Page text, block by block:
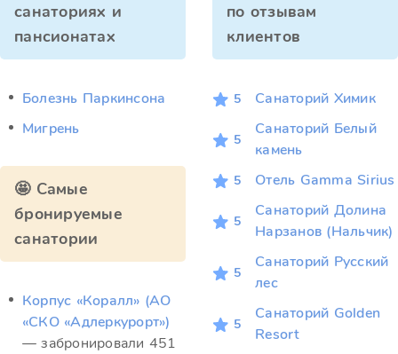
санаториях и
пансионатах
Болезнь Паркинсона
Мигрень
🤩 Самые
бронируемые
санатории
Корпус «Коралл» (АО
«СКО «Адлеркурорт»)
— забронировали 451
по отзывам
клиентов
5 Санаторий Химик
5
Санаторий Белый
камень
5 Отель Gamma Sirius
5
Санаторий Долина
Нарзанов (Нальчик)
5
Санаторий Русский
лес
5
Санаторий Golden
Resort